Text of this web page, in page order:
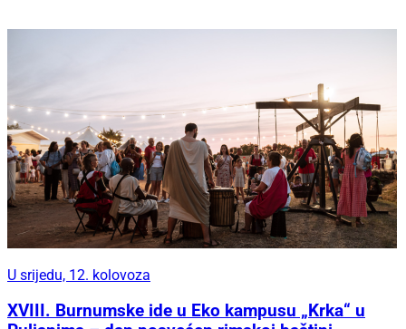
U srijedu, 12. kolovoza
XVIII. Burnumske ide u Eko kampusu „Krka“ u